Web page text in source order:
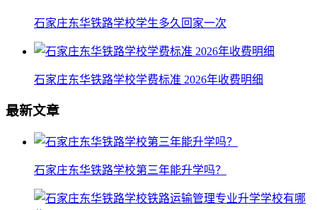
石家庄东华铁路学校学生多久回家一次
石家庄东华铁路学校学费标准 2026年收费明细
最新文章
石家庄东华铁路学校第三年能升学吗？